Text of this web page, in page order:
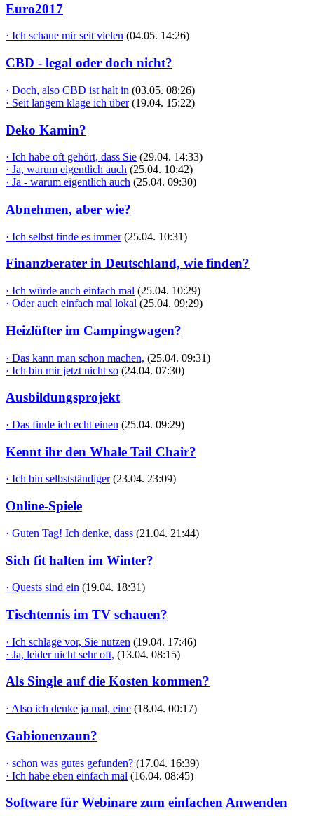
Euro2017
· Ich schaue mir seit vielen (04.05. 14:26)
CBD - legal oder doch nicht?
· Doch, also CBD ist halt in (03.05. 08:26)
· Seit langem klage ich über (19.04. 15:22)
Deko Kamin?
· Ich habe oft gehört, dass Sie (29.04. 14:33)
· Ja, warum eigentlich auch (25.04. 10:42)
· Ja - warum eigentlich auch (25.04. 09:30)
Abnehmen, aber wie?
· Ich selbst finde es immer (25.04. 10:31)
Finanzberater in Deutschland, wie finden?
· Ich würde auch einfach mal (25.04. 10:29)
· Oder auch einfach mal lokal (25.04. 09:29)
Heizlüfter im Campingwagen?
· Das kann man schon machen, (25.04. 09:31)
· Ich bin mir jetzt nicht so (24.04. 07:30)
Ausbildungsprojekt
· Das finde ich echt einen (25.04. 09:29)
Kennt ihr den Whale Tail Chair?
· Ich bin selbstständiger (23.04. 23:09)
Online-Spiele
· Guten Tag! Ich denke, dass (21.04. 21:44)
Sich fit halten im Winter?
· Quests sind ein (19.04. 18:31)
Tischtennis im TV schauen?
· Ich schlage vor, Sie nutzen (19.04. 17:46)
· Ja, leider nicht sehr oft, (13.04. 08:15)
Als Single auf die Kosten kommen?
· Also ich denke ja mal, eine (18.04. 00:17)
Gabionenzaun?
· schon was gutes gefunden? (17.04. 16:39)
· Ich habe eben einfach mal (16.04. 08:45)
Software für Webinare zum einfachen Anwenden